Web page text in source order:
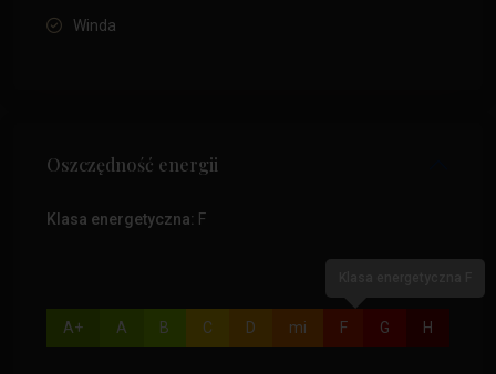
Winda
Oszczędność energii
Klasa energetyczna: F
A+ A B C D mi F G H